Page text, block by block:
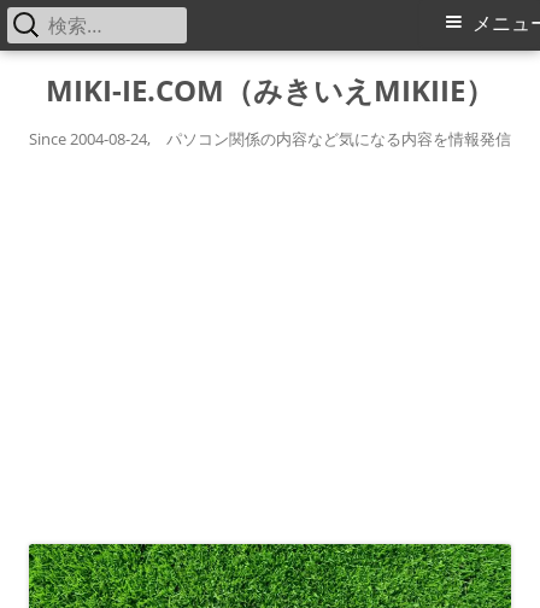
MIKI-IE.COM（みきいえMIKIIE）
Since 2004-08-24, パソコン関係の内容など気になる内容を情報発信
メ
メニュ
検
索: